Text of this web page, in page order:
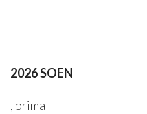
2026 SOEN
, primal